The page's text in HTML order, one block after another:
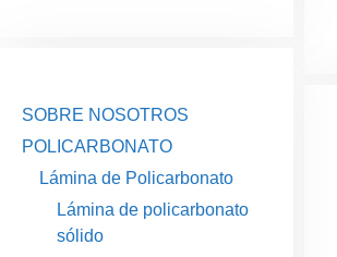
SOBRE NOSOTROS
POLICARBONATO
Lámina de Policarbonato
Lámina de policarbonato
sólido